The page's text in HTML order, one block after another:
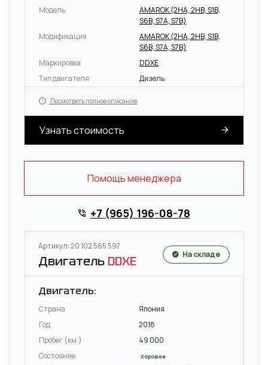
Модель
AMAROK (2HA, 2HB, S1B,
S6B, S7A, S7B)
Модификация
AMAROK (2HA, 2HB, S1B,
S6B, S7A, S7B)
Маркировка
DDXE
Тип двигателя
Дизель
Посмотреть полное описание
Узнать стоимость
Помощь менеджера
+7 (965) 196-08-78
Артикул: 20 102 565 597
Двигатель DDXE На складе
Двигатель:
Страна
Япония
Год
2018
Пробег (км.)
49 000
Состояние
Хорошее